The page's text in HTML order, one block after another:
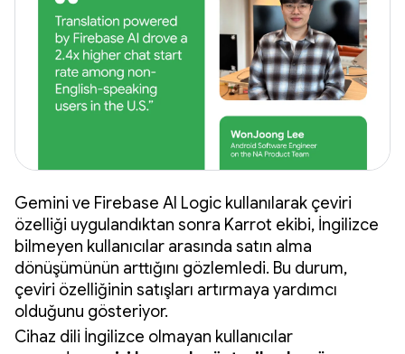
Gemini ve Firebase AI Logic kullanılarak çeviri
özelliği uygulandıktan sonra Karrot ekibi, İngilizce
bilmeyen kullanıcılar arasında satın alma
dönüşümünün arttığını gözlemledi. Bu durum,
çeviri özelliğinin satışları artırmaya yardımcı
olduğunu gösteriyor.
Cihaz dili İngilizce olmayan kullanıcılar